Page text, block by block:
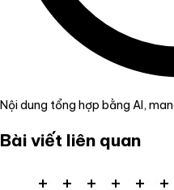
Nội dung tổng hợp bằng AI,
Bài viết liên quan